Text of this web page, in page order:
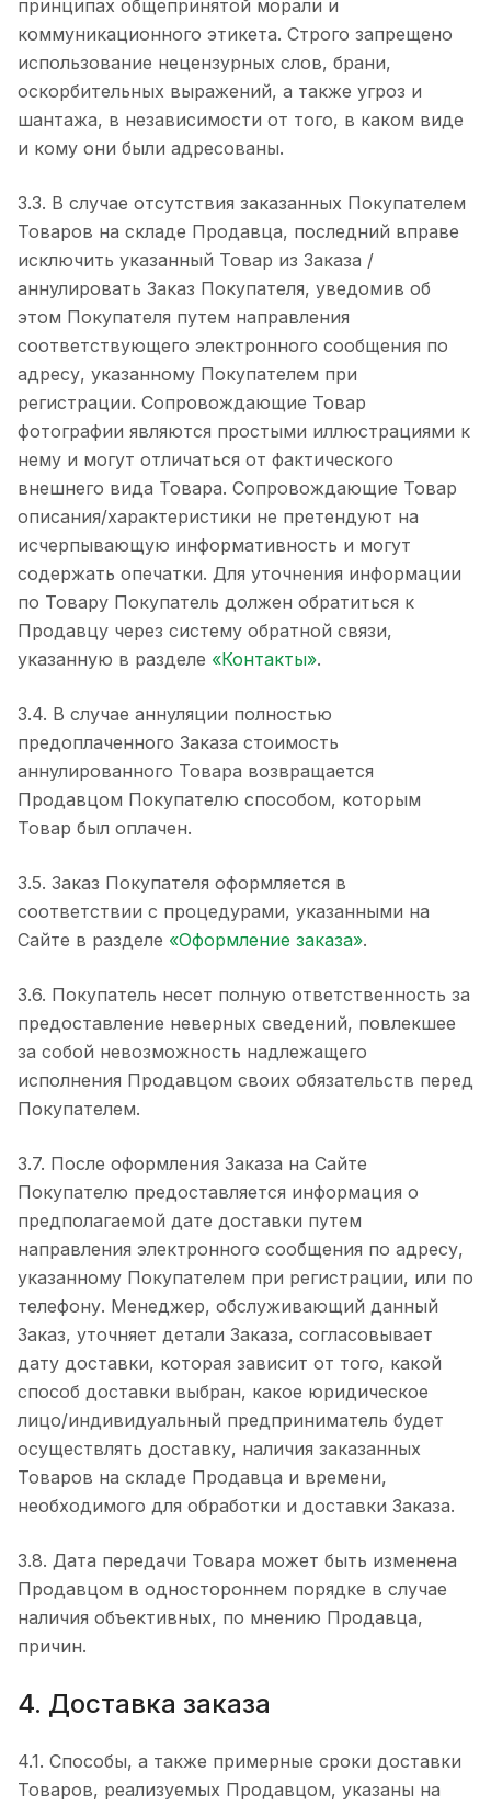
принципах общепринятой морали и
коммуникационного этикета. Строго запрещено
использование нецензурных слов, брани,
оскорбительных выражений, а также угроз и
шантажа, в независимости от того, в каком виде
и кому они были адресованы.
3.3. В случае отсутствия заказанных Покупателем
Товаров на складе Продавца, последний вправе
исключить указанный Товар из Заказа /
аннулировать Заказ Покупателя, уведомив об
этом Покупателя путем направления
соответствующего электронного сообщения по
адресу, указанному Покупателем при
регистрации. Сопровождающие Товар
фотографии являются простыми иллюстрациями к
нему и могут отличаться от фактического
внешнего вида Товара. Сопровождающие Товар
описания/характеристики не претендуют на
исчерпывающую информативность и могут
содержать опечатки. Для уточнения информации
по Товару Покупатель должен обратиться к
Продавцу через систему обратной связи,
указанную в разделе «Контакты».
3.4. В случае аннуляции полностью
предоплаченного Заказа стоимость
аннулированного Товара возвращается
Продавцом Покупателю способом, которым
Товар был оплачен.
3.5. Заказ Покупателя оформляется в
соответствии с процедурами, указанными на
Сайте в разделе «Оформление заказа».
3.6. Покупатель несет полную ответственность за
предоставление неверных сведений, повлекшее
за собой невозможность надлежащего
исполнения Продавцом своих обязательств перед
Покупателем.
3.7. После оформления Заказа на Сайте
Покупателю предоставляется информация о
предполагаемой дате доставки путем
направления электронного сообщения по адресу,
указанному Покупателем при регистрации, или по
телефону. Менеджер, обслуживающий данный
Заказ, уточняет детали Заказа, согласовывает
дату доставки, которая зависит от того, какой
способ доставки выбран, какое юридическое
лицо/индивидуальный предприниматель будет
осуществлять доставку, наличия заказанных
Товаров на складе Продавца и времени,
необходимого для обработки и доставки Заказа.
3.8. Дата передачи Товара может быть изменена
Продавцом в одностороннем порядке в случае
наличия объективных, по мнению Продавца,
причин.
4. Доставка заказа
4.1. Способы, а также примерные сроки доставки
Товаров, реализуемых Продавцом, указаны на